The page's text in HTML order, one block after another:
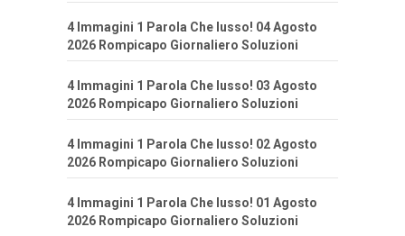
4 Immagini 1 Parola Che lusso! 04 Agosto
2026 Rompicapo Giornaliero Soluzioni
4 Immagini 1 Parola Che lusso! 03 Agosto
2026 Rompicapo Giornaliero Soluzioni
4 Immagini 1 Parola Che lusso! 02 Agosto
2026 Rompicapo Giornaliero Soluzioni
4 Immagini 1 Parola Che lusso! 01 Agosto
2026 Rompicapo Giornaliero Soluzioni